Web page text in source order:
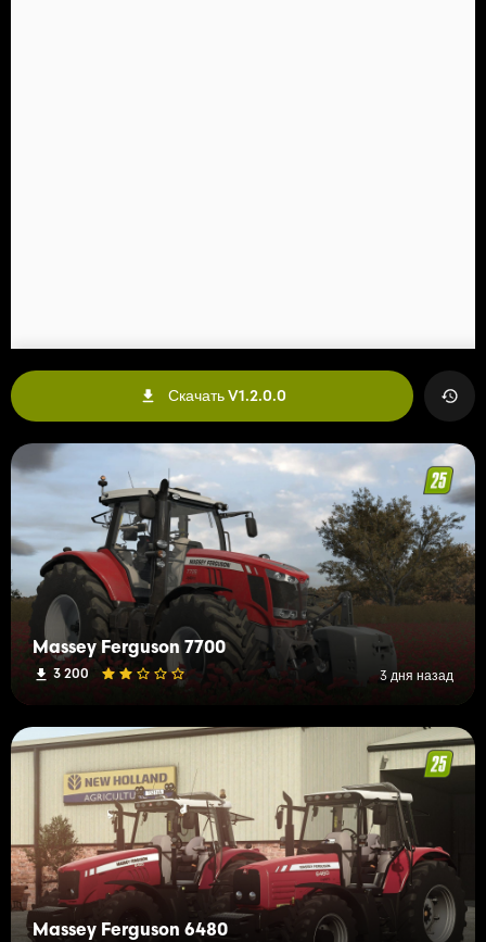
Скачать V1.2.0.0
Massey Ferguson 7700
3 200 3 дня назад
Massey Ferguson 6480